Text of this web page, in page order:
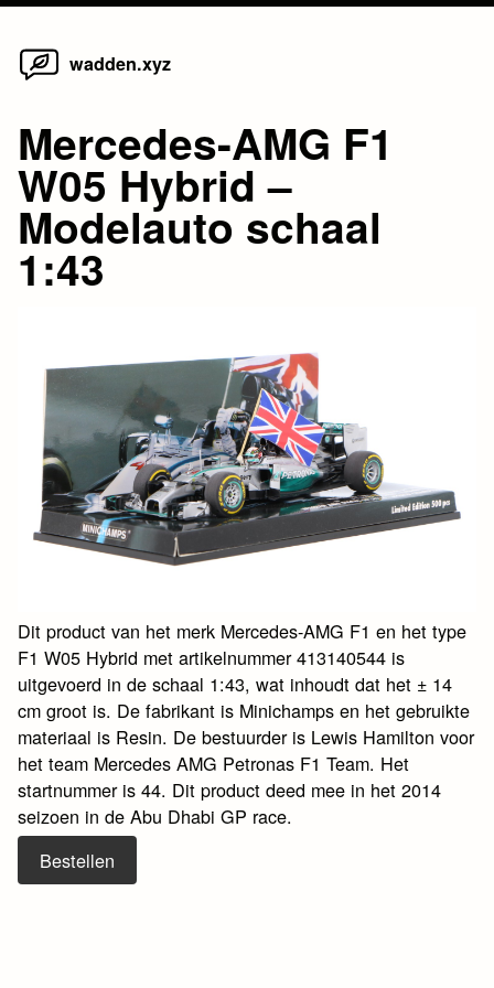
Skip
wadden.xyz
Mercedes-AMG F1
W05 Hybrid –
Modelauto schaal
1:43
Dit product van het merk Mercedes-AMG F1 en het type
F1 W05 Hybrid met artikelnummer 413140544 is
uitgevoerd in de schaal 1:43, wat inhoudt dat het ± 14
cm groot is. De fabrikant is Minichamps en het gebruikte
materiaal is Resin. De bestuurder is Lewis Hamilton voor
het team Mercedes AMG Petronas F1 Team. Het
startnummer is 44. Dit product deed mee in het 2014
seizoen in de Abu Dhabi GP race.
Bestellen